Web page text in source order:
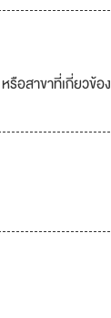
อสาขาที่เกี่ยวข้อง